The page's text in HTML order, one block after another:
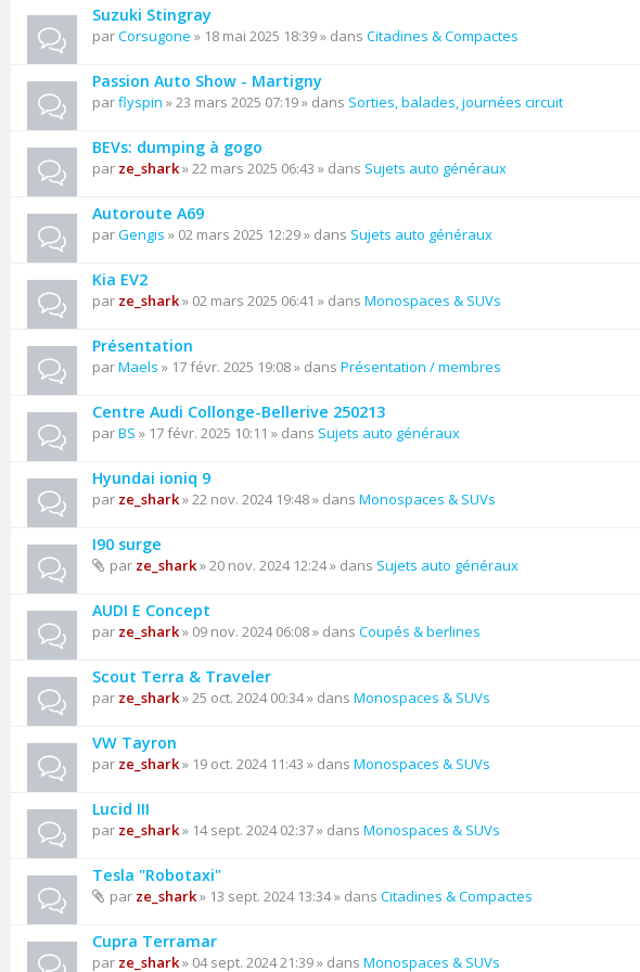
Suzuki Stingray
parCorsugone » 18 mai 2025 18:39 » dans Citadines & Compactes
Passion Auto Show - Martigny
parflyspin » 23 mars 2025 07:19 » dans Sorties, balades, journées circuit
BEVs: dumping à gogo
par ze_shark» 22 mars 2025 06:43 » dans Sujets auto généraux
Autoroute A69
parGengis » 02 mars 2025 12:29 » dans Sujets auto généraux
Kia EV2
par ze_shark» 02 mars 2025 06:41 » dans Monospaces & SUVs
Présentation
parMaels » 17 févr. 2025 19:08 » dans Présentation / membres
Centre Audi Collonge-Bellerive 250213
parBS » 17 févr. 2025 10:11 » dans Sujets auto généraux
Hyundai ioniq 9
par ze_shark» 22 nov. 2024 19:48 » dans Monospaces & SUVs
I90 surge
par ze_shark» 20 nov. 2024 12:24 » dans Sujets auto généraux
AUDI E Concept
par ze_shark» 09 nov. 2024 06:08 » dans Coupés & berlines
Scout Terra & Traveler
par ze_shark» 25 oct. 2024 00:34 » dans Monospaces & SUVs
VW Tayron
par ze_shark» 19 oct. 2024 11:43 » dans Monospaces & SUVs
Lucid III
par ze_shark» 14 sept. 2024 02:37 » dans Monospaces & SUVs
Tesla "Robotaxi"
par ze_shark» 13 sept. 2024 13:34 » dans Citadines & Compactes
Cupra Terramar
par ze_shark» 04 sept. 2024 21:39 » dans Monospaces & SUVs